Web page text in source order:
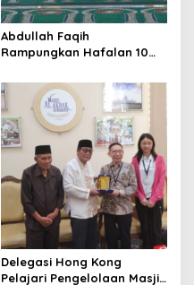
Abdullah Faqih
Rampungkan Hafalan 10
Tahfidz
Delegasi Hong Kong
Pelajari Pengelolaan Masjid